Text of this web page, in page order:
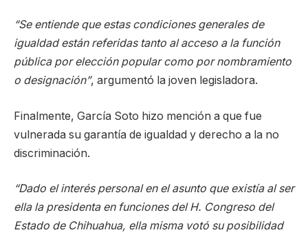
“Se entiende que estas condiciones generales de
igualdad están referidas tanto al acceso a la función
pública por elección popular como por nombramiento
o designación”, argumentó la joven legisladora.
Finalmente, García Soto hizo mención a que fue
vulnerada su garantía de igualdad y derecho a la no
discriminación.
“Dado el interés personal en el asunto que existía al ser
ella la presidenta en funciones del H. Congreso del
Estado de Chihuahua, ella misma votó su posibilidad